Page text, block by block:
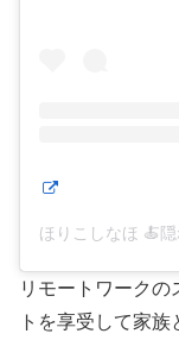
リモートワーク
トを享受して家